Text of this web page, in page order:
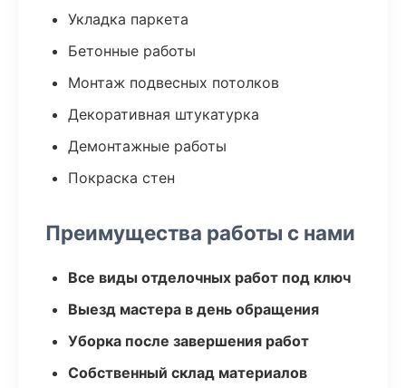
Укладка паркета
Бетонные работы
Монтаж подвесных потолков
Декоративная штукатурка
Демонтажные работы
Покраска стен
Преимущества работы с нами
Все виды отделочных работ под ключ
Выезд мастера в день обращения
Уборка после завершения работ
Собственный склад материалов